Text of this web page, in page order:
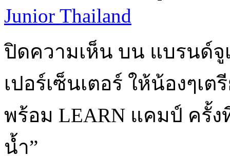
Junior Thailand
ปิดความเห็น บน แบรนด์จู
เปอร์เซ็นเตอร์ ให้น้องๆเ
พร้อม LEARN แคมป์ ครั้
น้ำ”